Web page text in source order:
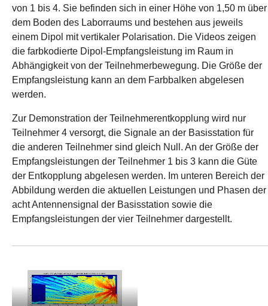
von 1 bis 4. Sie befinden sich in einer Höhe von 1,50 m über
dem Boden des Laborraums und bestehen aus jeweils
einem Dipol mit vertikaler Polarisation. Die Videos zeigen
die farbkodierte Dipol-Empfangsleistung im Raum in
Abhängigkeit von der Teilnehmerbewegung. Die Größe der
Empfangsleistung kann an dem Farbbalken abgelesen
werden.
Zur Demonstration der Teilnehmerentkopplung wird nur
Teilnehmer 4 versorgt, die Signale an der Basisstation für
die anderen Teilnehmer sind gleich Null. An der Größe der
Empfangsleistungen der Teilnehmer 1 bis 3 kann die Güte
der Entkopplung abgelesen werden. Im unteren Bereich der
Abbildung werden die aktuellen Leistungen und Phasen der
acht Antennensignal der Basisstation sowie die
Empfangsleistungen der vier Teilnehmer dargestellt.